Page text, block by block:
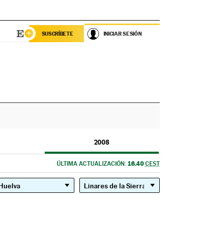
SUSCRÍBETE INICIAR SESIÓN
2008
ÚLTIMA ACTUALIZACIÓN: 16.40 CEST